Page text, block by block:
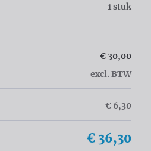
1 stuk
€ 30,00
excl. BTW
€ 6,30
€ 36,30